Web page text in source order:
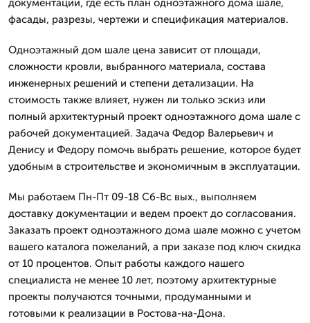
документации, где есть план одноэтажного дома шале,
фасады, разрезы, чертежи и спецификация материалов.
Одноэтажный дом шале цена зависит от площади,
сложности кровли, выбранного материала, состава
инженерных решений и степени детализации. На
стоимость также влияет, нужен ли только эскиз или
полный архитектурный проект одноэтажного дома шале с
рабочей документацией. Задача Федор Валерьевич и
Денису и Федору помочь выбрать решение, которое будет
удобным в строительстве и экономичным в эксплуатации.
Мы работаем Пн-Пт 09-18 Сб-Вс вых., выполняем
доставку документации и ведем проект до согласования.
Заказать проект одноэтажного дома шале можно с учетом
вашего каталога пожеланий, а при заказе под ключ скидка
от 10 процентов. Опыт работы каждого нашего
специалиста не менее 10 лет, поэтому архитектурные
проекты получаются точными, продуманными и
готовыми к реализации в Ростова-на-Дона.